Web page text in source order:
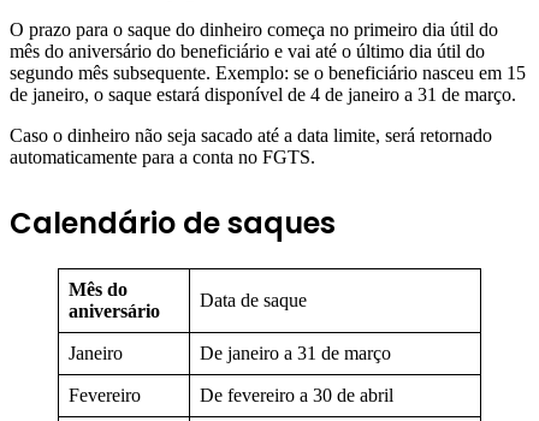
O prazo para o saque do dinheiro começa no primeiro dia útil do
mês do aniversário do beneficiário e vai até o último dia útil do
segundo mês subsequente. Exemplo: se o beneficiário nasceu em 15
de janeiro, o saque estará disponível de 4 de janeiro a 31 de março.
Caso o dinheiro não seja sacado até a data limite, será retornado
automaticamente para a conta no FGTS.
Calendário de saques
Mês do
aniversário
Data de saque
Janeiro De janeiro a 31 de março
Fevereiro De fevereiro a 30 de abril